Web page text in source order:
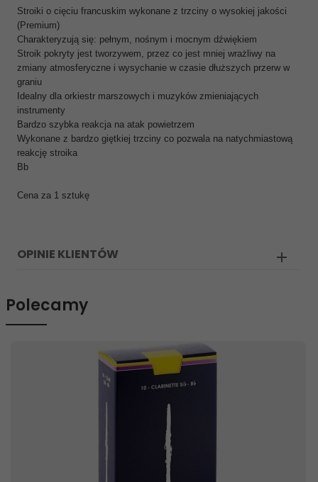
Stroiki o cięciu francuskim wykonane z trzciny o wysokiej jakości
(Premium)
Charakteryzują się: pełnym, nośnym i mocnym dźwiękiem
Stroik pokryty jest tworzywem, przez co jest mniej wrażliwy na
zmiany atmosferyczne i wysychanie w czasie dłuższych przerw w
graniu
Idealny dla orkiestr marszowych i muzyków zmieniających
instrumenty
Bardzo szybka reakcja na atak powietrzem
Wykonane z bardzo giętkiej trzciny co pozwala na natychmiastową
reakcję stroika
Bb
Cena za 1 sztukę
OPINIE KLIENTÓW
Polecamy